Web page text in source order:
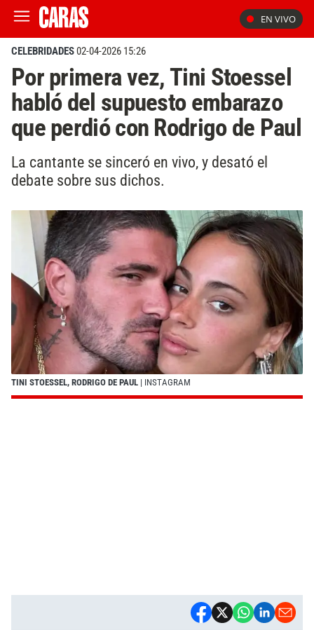
EN VIVO
CELEBRIDADES02-04-2026 15:26
Por primera vez, Tini Stoessel
habló del supuesto embarazo
que perdió con Rodrigo de Paul
La cantante se sinceró en vivo, y desató el
debate sobre sus dichos.
TINI STOESSEL, RODRIGO DE PAUL | INSTAGRAM